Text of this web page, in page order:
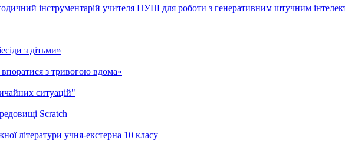
інструментарій учителя НУШ для роботи з генеративним штучним
з дітьми»
з тривогою вдома»
ситуацій"
Scratch
літератури учня-екстерна 10 класу